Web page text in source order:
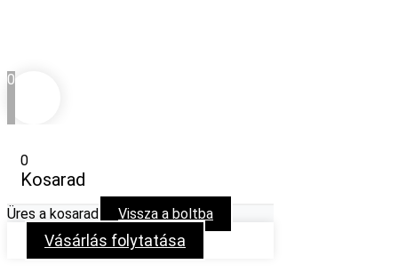
0
0
Kosarad
Üres a kosarad Vissza a boltba
Vásárlás folytatása